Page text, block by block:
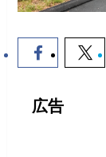
広告